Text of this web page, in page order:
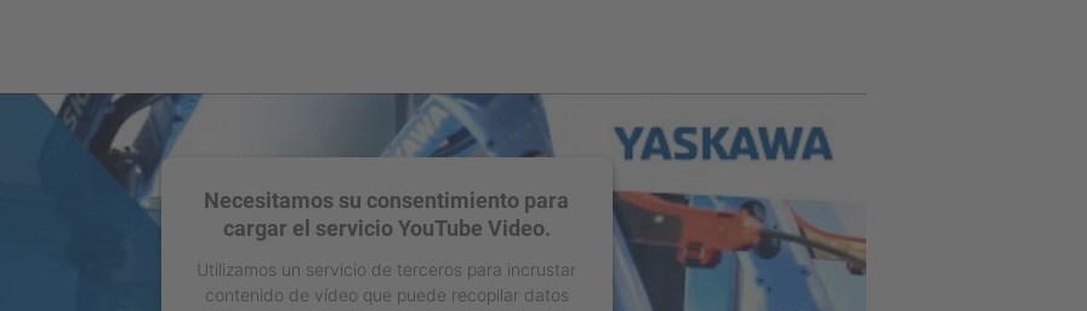
Necesitamos su consentimiento para
cargar el servicio YouTube Video.
Utilizamos un servicio de terceros para incrustar
contenido de vídeo que puede recopilar datos